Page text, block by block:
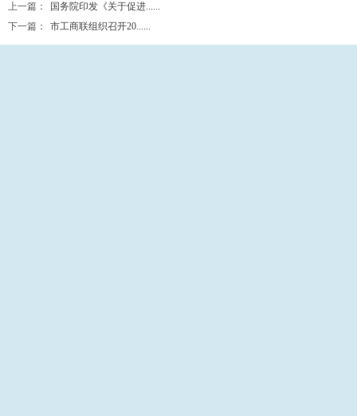
上一篇：
国务院印发《关于促进......
下一篇：
市工商联组织召开20......